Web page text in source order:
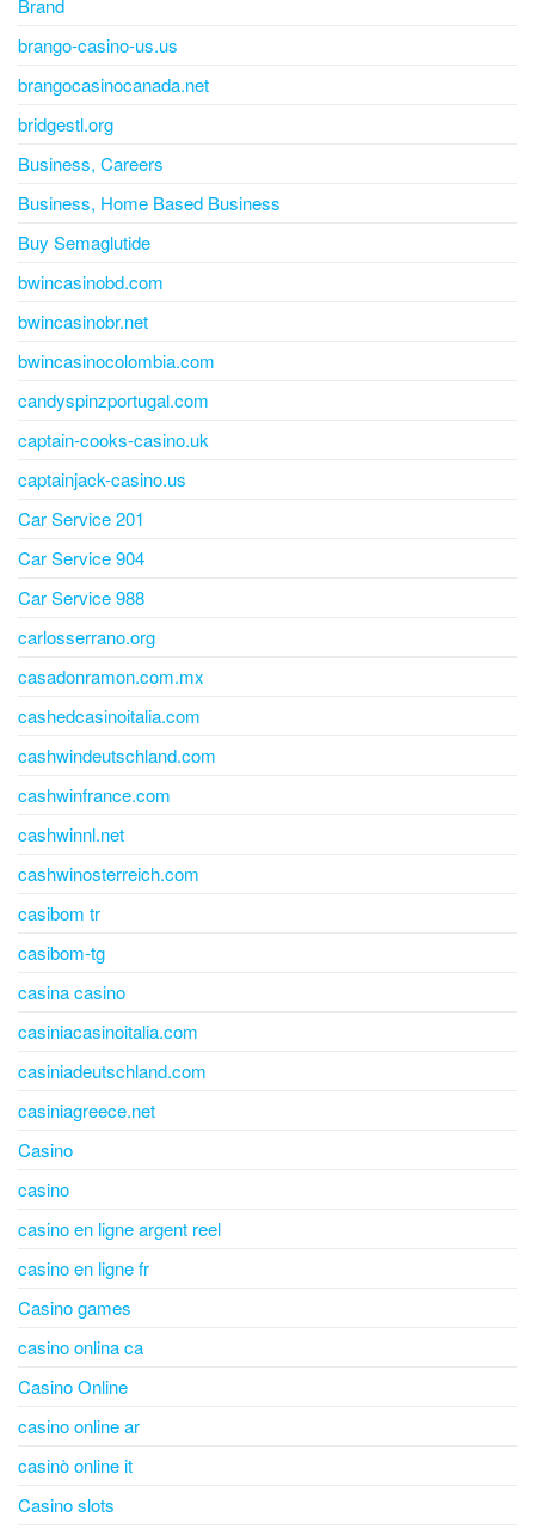
Brand
brango-casino-us.us
brangocasinocanada.net
bridgestl.org
Business, Careers
Business, Home Based Business
Buy Semaglutide
bwincasinobd.com
bwincasinobr.net
bwincasinocolombia.com
candyspinzportugal.com
captain-cooks-casino.uk
captainjack-casino.us
Car Service 201
Car Service 904
Car Service 988
carlosserrano.org
casadonramon.com.mx
cashedcasinoitalia.com
cashwindeutschland.com
cashwinfrance.com
cashwinnl.net
cashwinosterreich.com
casibom tr
casibom-tg
casina casino
casiniacasinoitalia.com
casiniadeutschland.com
casiniagreece.net
Casino
casino
casino en ligne argent reel
casino en ligne fr
Casino games
casino onlina ca
Casino Online
casino online ar
casinò online it
Casino slots